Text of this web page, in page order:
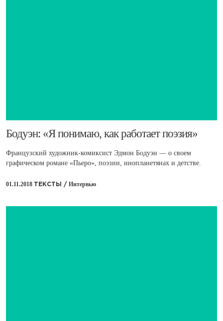
​Бодуэн: «Я понимаю, как работает поэзия»
Французский художник-комиксист Эдмон Бодуэн — о своем
графическом романе «Пьеро», поэзии, инопланетянах и детстве.
01.11.2018 ТЕКСТЫ / Интервью